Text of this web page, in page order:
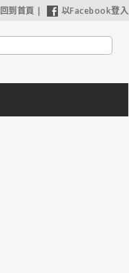
回到首頁 | 以Facebook登入